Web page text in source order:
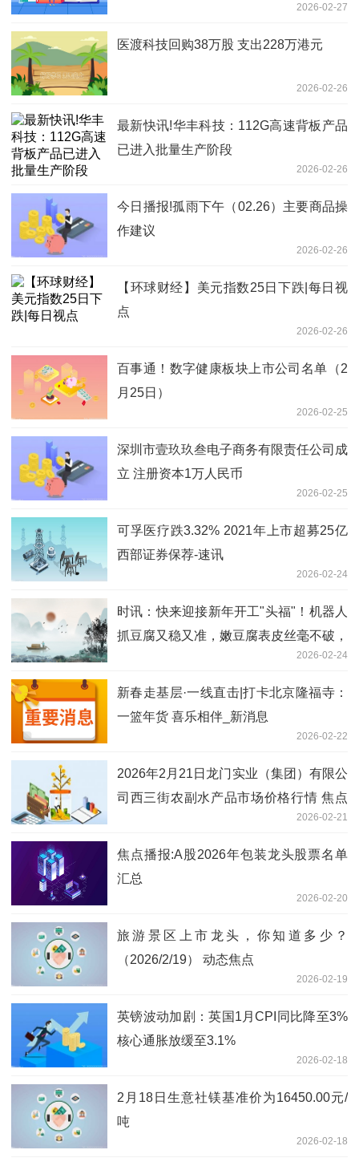
2026-02-27
医渡科技回购38万股 支出228万港元
2026-02-26
最新快讯!华丰科技：112G高速背板产品
已进入批量生产阶段
2026-02-26
今日播报!孤雨下午（02.26）主要商品操
作建议
2026-02-26
【环球财经】美元指数25日下跌|每日视
点
2026-02-26
百事通！数字健康板块上市公司名单（2
月25日）
2026-02-25
深圳市壹玖玖叁电子商务有限责任公司成
立 注册资本1万人民币
2026-02-25
可孚医疗跌3.32% 2021年上市超募25亿
西部证券保荐-速讯
2026-02-24
时讯：快来迎接新年开工"头福"！机器人
抓豆腐又稳又准，嫩豆腐表皮丝毫不破，
2026-02-24
新春走基层·一线直击|打卡北京隆福寺：
一篮年货 喜乐相伴_新消息
2026-02-22
2026年2月21日龙门实业（集团）有限公
司西三街农副水产品市场价格行情 焦点
2026-02-21
焦点播报:A股2026年包装龙头股票名单
汇总
2026-02-20
旅游景区上市龙头，你知道多少？
（2026/2/19） 动态焦点
2026-02-19
英镑波动加剧：英国1月CPI同比降至3%
核心通胀放缓至3.1%
2026-02-18
2月18日生意社镁基准价为16450.00元/
吨
2026-02-18